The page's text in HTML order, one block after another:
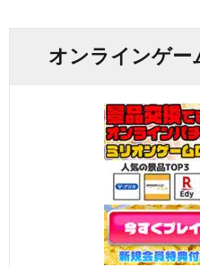
オンラインゲー